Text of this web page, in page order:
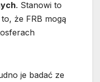
. Stanowi to
że FRB mogą
je badać ze